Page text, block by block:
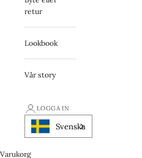
retur
Lookbook
Vår story
LOGGA IN
Svenska
Varukorg